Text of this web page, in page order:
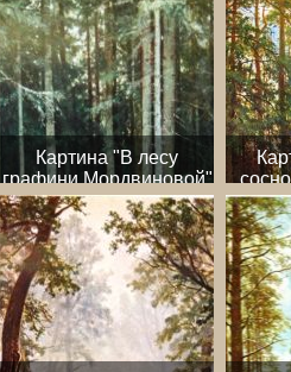
Картина "В лесу
графини Мордвиновой"
1891